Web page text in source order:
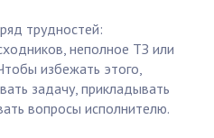
трудностей:
неполное ТЗ или
избежать этого,
задачу, прикладывать
вопросы исполнителю.